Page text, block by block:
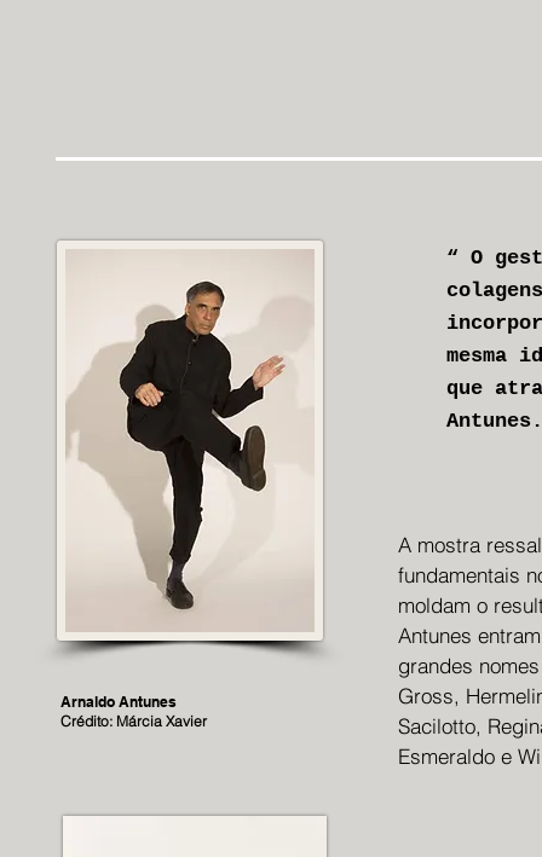
Arnaldo Antunes
Crédito: Márcia Xavier
“ O
mesma
que
A mostra
fundamentais
moldam o
Antunes
grandes
Gross,
Sacilotto,
Esmeraldo e